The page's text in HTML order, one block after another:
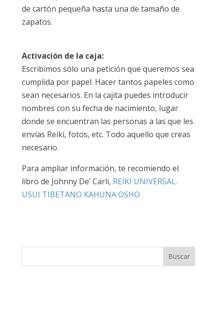
de cartón pequeña hasta una de tamaño de
zapatos.
Activación de la caja:
Escribimos sólo una petición que queremos sea
cumplida por papel. Hacer tantos papeles como
sean necesarios. En la cajita puedes introducir
nombres con su fecha de nacimiento, lugar
donde se encuentran las personas a las que les
envías Reiki, fotos, etc. Todo aquello que creas
necesario.
Para ampliar información, te recomiendo el
libro de Johnny De’ Carli, REIKI UNIVERSAL.
USUI TIBETANO KAHUNA OSHO